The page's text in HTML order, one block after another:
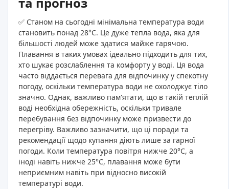
✅ Станом на сьогодні мінімальна температура води
становить понад 28°C. Це дуже тепла вода, яка для
більшості людей може здатися майже гарячою.
Плавання в таких умовах ідеально підходить для тих,
хто шукає розслаблення та комфорту у воді. Ця вода
часто віддається перевага для відпочинку у спекотну
погоду, оскільки температура води не охолоджує тіло
значно. Однак, важливо пам'ятати, що в такій теплій
воді необхідна обережність, оскільки тривале
перебування без відпочинку може призвести до
перегріву. Важливо зазначити, що ці поради та
рекомендації щодо купання діють лише за гарної
погоди. Коли температура повітря нижче 20°C, а
іноді навіть нижче 25°C, плавання може бути
неприємним навіть при відносно високій
температурі води.